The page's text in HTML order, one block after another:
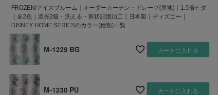
FROZEN/アイスブルーム｜オーダーカーテン・ドレープ(厚地)｜1.5倍ヒダ
｜全2色｜遮光2級・洗える・形状記憶加工｜日本製｜ディズニー｜
DISNEY HOME SERIESのカラー(種類)一覧
M-1229 BG カートに入れる
M-1230 PU カートに入れる